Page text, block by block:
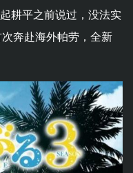
耕平之前说过，没法实
奔赴海外帕劳，全新